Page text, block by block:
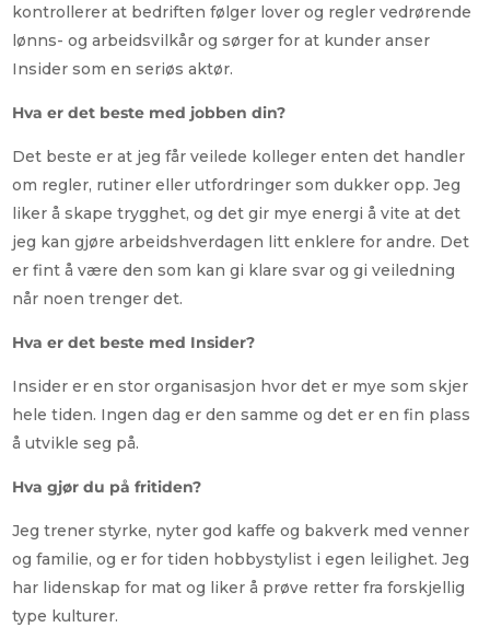
kontrollerer at bedriften følger lover og regler vedrørende
lønns- og arbeidsvilkår og sørger for at kunder anser
Insider som en seriøs aktør.
Hva er det beste med jobben din?
Det beste er at jeg får veilede kolleger enten det handler
om regler, rutiner eller utfordringer som dukker opp. Jeg
liker å skape trygghet, og det gir mye energi å vite at det
jeg kan gjøre arbeidshverdagen litt enklere for andre. Det
er fint å være den som kan gi klare svar og gi veiledning
når noen trenger det.
Hva er det beste med Insider?
Insider er en stor organisasjon hvor det er mye som skjer
hele tiden. Ingen dag er den samme og det er en fin plass
å utvikle seg på.
Hva gjør du på fritiden?
Jeg trener styrke, nyter god kaffe og bakverk med venner
og familie, og er for tiden hobbystylist i egen leilighet. Jeg
har lidenskap for mat og liker å prøve retter fra forskjellig
type kulturer.